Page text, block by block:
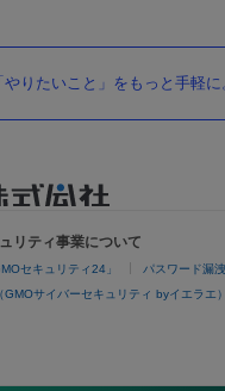
やりたいこと」をもっと手軽
リティ事業について
セキュリティ24」 パスワード漏
サイバーセキュリティ byイエラエ）